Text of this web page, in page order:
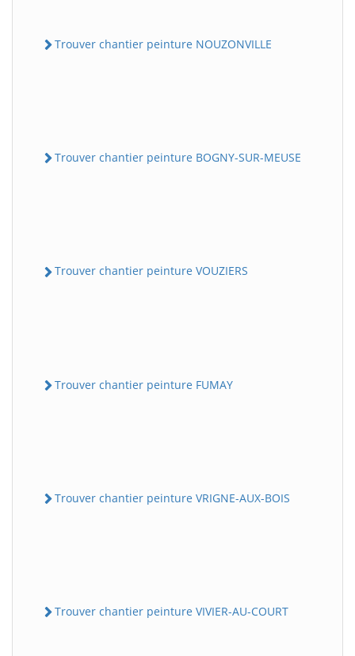
Trouver chantier peinture NOUZONVILLE
Trouver chantier peinture BOGNY-SUR-MEUSE
Trouver chantier peinture VOUZIERS
Trouver chantier peinture FUMAY
Trouver chantier peinture VRIGNE-AUX-BOIS
Trouver chantier peinture VIVIER-AU-COURT